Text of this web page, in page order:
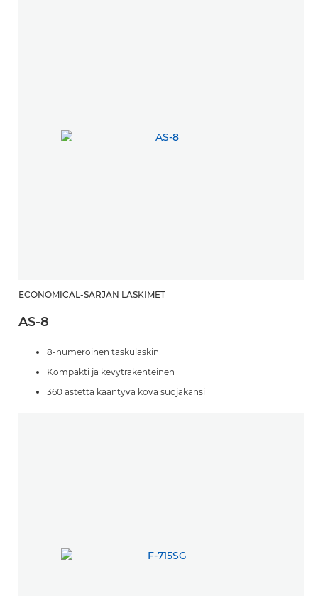
ECONOMICAL-SARJAN LASKIMET
AS-8
8-numeroinen taskulaskin
Kompakti ja kevytrakenteinen
360 astetta kääntyvä kova suojakansi